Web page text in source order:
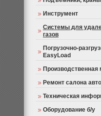
Инструмент
Системы для
газов
Погрузочно-
EasyLoad
Производственная
Ремонт салона
Техническая
Оборудование б/у